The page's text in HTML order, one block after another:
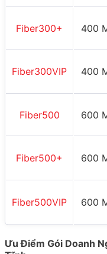
Fiber300+ 400
Fiber300VIP 400
Fiber500 600
Fiber500+ 600
Fiber500VIP 600
Ưu Điểm Gói Doanh